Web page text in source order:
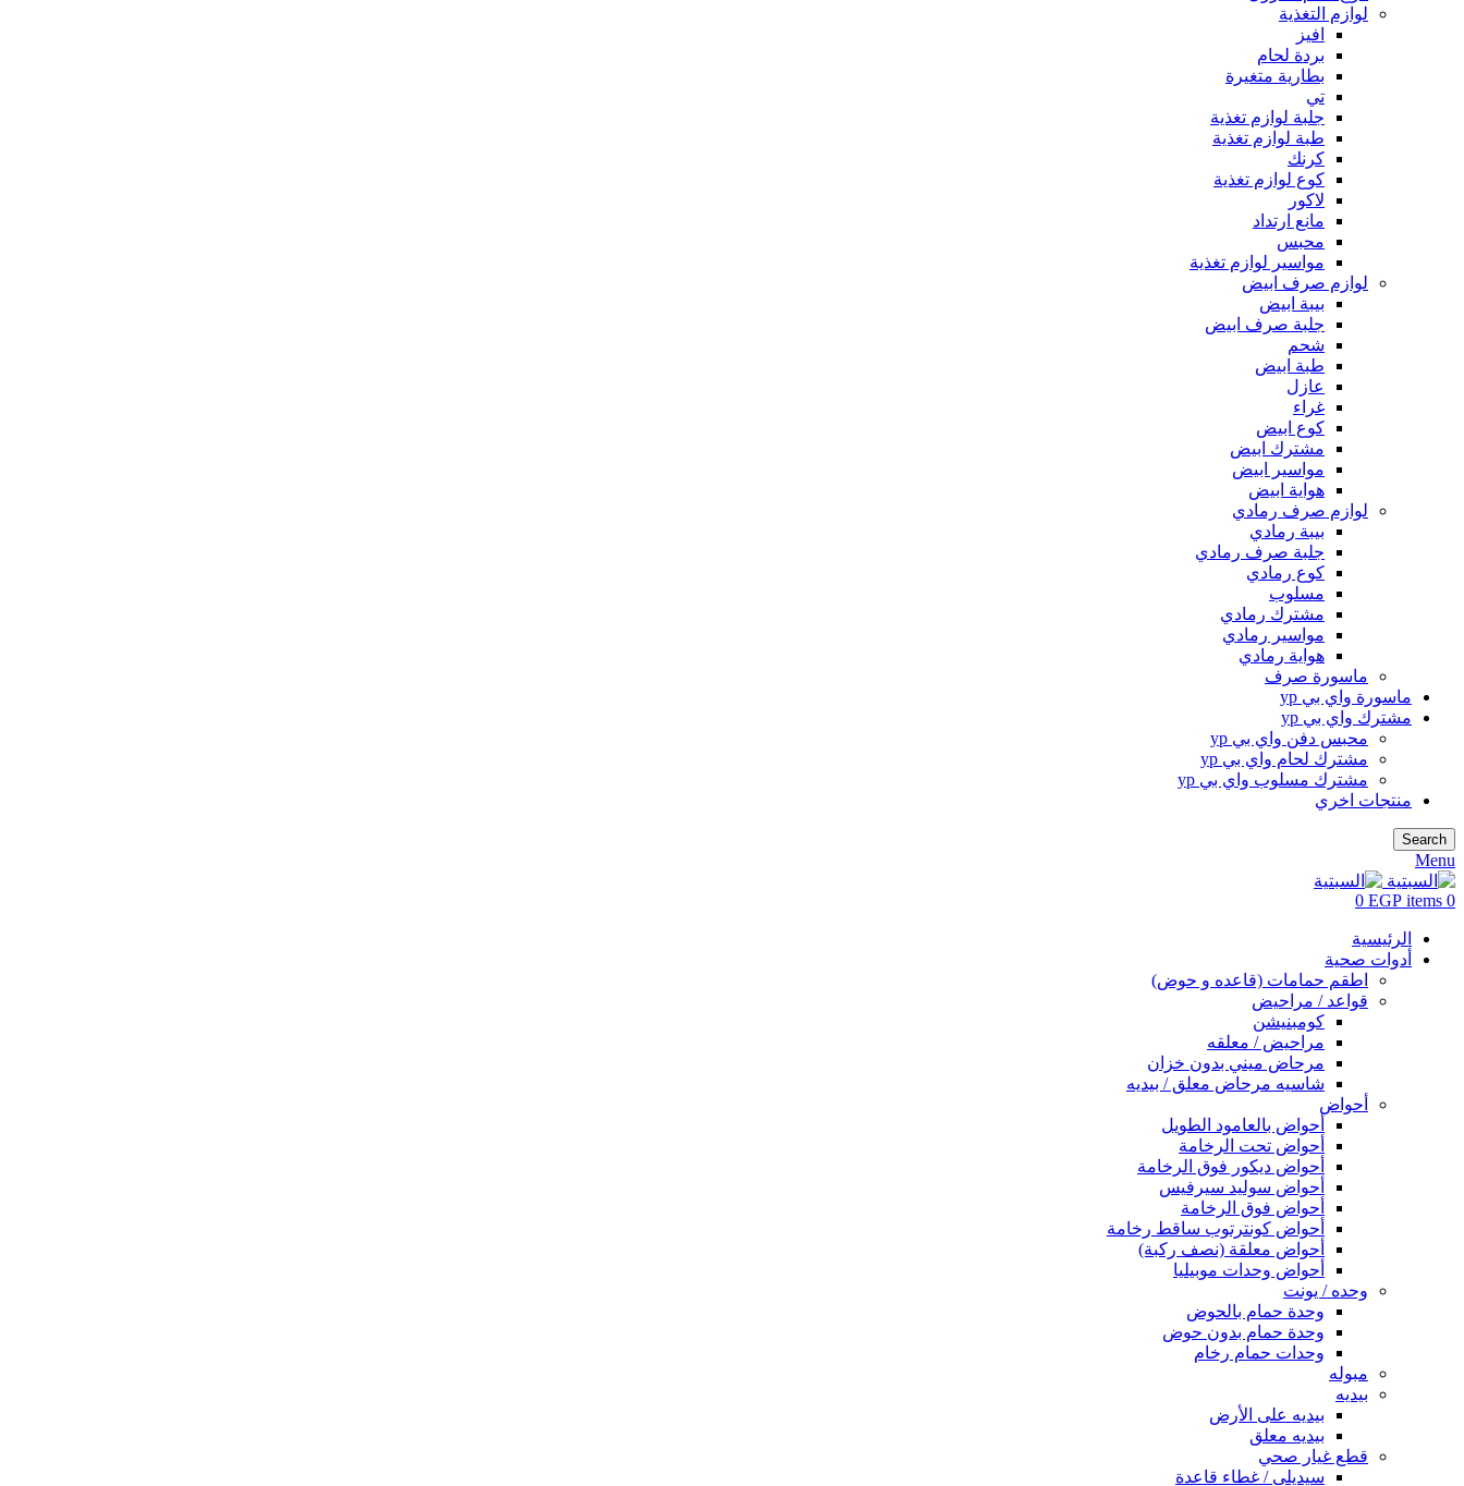
لوازم التغذية
افيز
بردة لحام
بطارية متغيرة
تي
جلبة لوازم تغذية
طبة لوازم تغذية
كرنك
كوع لوازم تغذية
لاكور
مانع ارتداد
محبس
مواسير لوازم تغذية
لوازم صرف ابيض
بيبة ابيض
جلبة صرف ابيض
شحم
طبة ابيض
عازل
غراء
كوع ابيض
مشترك ابيض
مواسير ابيض
هواية ابيض
لوازم صرف رمادي
بيبة رمادي
جلبة صرف رمادي
كوع رمادي
مسلوب
مشترك رمادي
مواسير رمادي
هواية رمادي
ماسورة صرف
ماسورة واي بي yp
مشترك واي بي yp
محبس دفن واي بي yp
مشترك لحام واي بي yp
مشترك مسلوب واي بي yp
منتجات اخري
Search
Menu
0
items
0 EGP
الرئيسية
أدوات صحية
اطقم حمامات (قاعده و حوض)
قواعد / مراحيض
كومبنيشن
مراحيض / معلقه
مرحاض ميني بدون خزان
شاسيه مرحاض معلق / بيديه
أحواض
أحواض بالعامود الطويل
أحواض تحت الرخامة
أحواض ديكور فوق الرخامة
أحواض سوليد سيرفيس
أحواض فوق الرخامة
أحواض كونترتوب ساقط رخامة
أحواض معلقة (نصف ركبة)
أحواض وحدات موبيليا
وحده / يونت
وحدة حمام بالحوض
وحدة حمام بدون حوض
وحدات حمام رخام
مبوله
بيديه
بيديه على الأرض
بيديه معلق
قطع غيار صحي
سيديلى / غطاء قاعدة